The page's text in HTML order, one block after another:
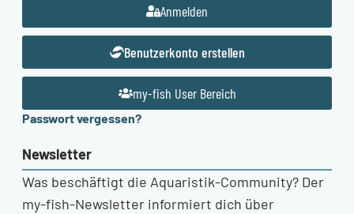
Anmelden
Benutzerkonto erstellen
my-fish User Bereich
Passwort vergessen?
Newsletter
Was beschäftigt die Aquaristik-Community? Der
my-fish-Newsletter informiert dich über